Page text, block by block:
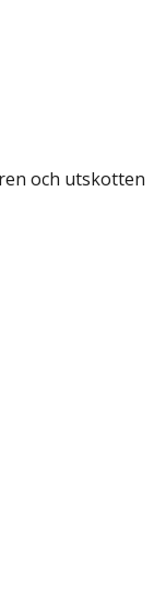
och utskotten